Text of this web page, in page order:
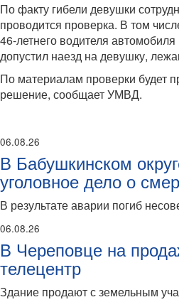
По факту гибели девушки
проводится проверка. В том
46-летнего водителя
допустил наезд на девушку,
По материалам проверки будет
решение, сообщает УМВД.
06.08.26
В Бабушкинском
уголовное дело о
В результате аварии погиб
06.08.26
В Череповце на
телецентр
Здание продают с земельным